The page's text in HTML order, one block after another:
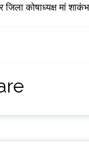
कोषाध्यक्ष मां